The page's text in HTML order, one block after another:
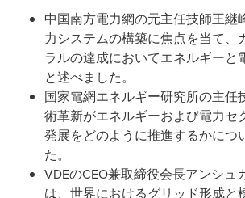
中国南方電力網の元主任技師王継
力システムの構築に焦点を当て、
ラルの達成においてエネルギーと
と述べました。
国家電網エネルギー研究所の主任
術革新がエネルギーおよび電力セ
発展をどのように推進するかにつ
た。
VDEのCEO兼取締役会長アンシュ
は、世界におけるグリッド形成と